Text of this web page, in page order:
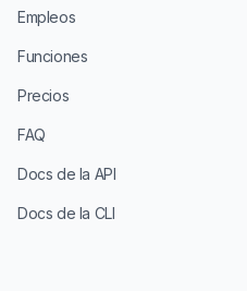
Empleos
Funciones
Precios
FAQ
Docs de la API
Docs de la CLI